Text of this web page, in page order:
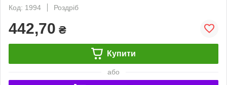
Код: 1994
Роздріб
442,70 ₴
Купити
або